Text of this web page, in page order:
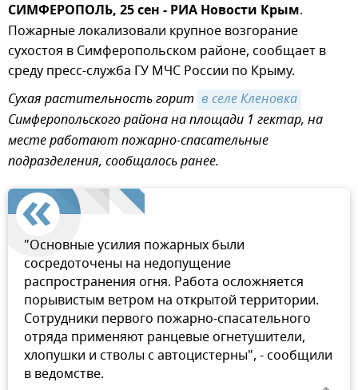
СИМФЕРОПОЛЬ, 25 сен - РИА Новости Крым.
Пожарные локализовали крупное возгорание
сухостоя в Симферопольском районе, сообщает в
среду пресс-служба ГУ МЧС России по Крыму.
Сухая растительность горит в селе Кленовка
Симферопольского района на площади 1 гектар, на
месте работают пожарно-спасательные
подразделения, сообщалось ранее.
"Основные усилия пожарных были
сосредоточены на недопущение
распространения огня. Работа осложняется
порывистым ветром на открытой территории.
Сотрудники первого пожарно-спасательного
отряда применяют ранцевые огнетушители,
хлопушки и стволы с автоцистерны", - сообщили
в ведомстве.